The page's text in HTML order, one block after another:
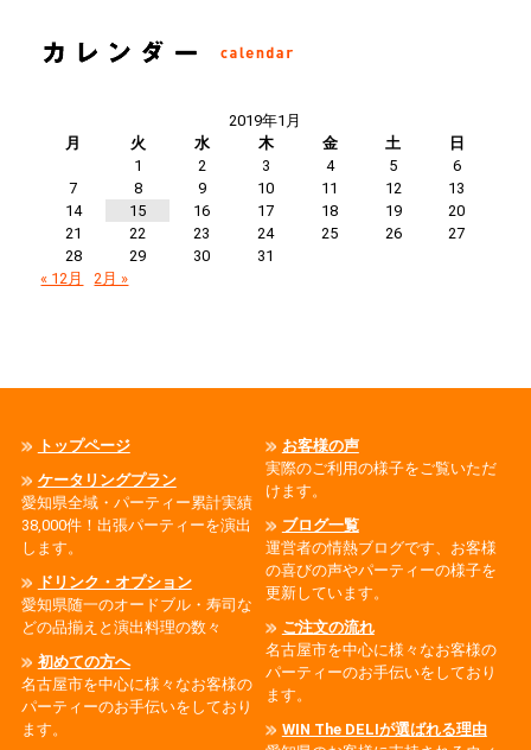
2019年1月
月
火 水 木 金 土
日
1
2 3 4 5
6
7
8 9 10 11 12
13
14
15 16 17 18 19
20
21
22 23 24 25 26
27
28
29 30
31
« 12月
2月 »
トップページ
ケータリングプラン
愛知県全域・パーティー累計実績
38,000件！出張パーティーを演出
します。
ドリンク・オプション
愛知県随一のオードブル・寿司な
どの品揃えと演出料理の数々
初めての方へ
名古屋市を中心に様々なお客様の
パーティーのお手伝いをしており
ます。
お客様の声
実際のご利用の様子をご覧いただ
けます。
ブログ一覧
運営者の情熱ブログです、お客様
の喜びの声やパーティーの様子を
更新しています。
ご注文の流れ
名古屋市を中心に様々なお客様の
パーティーのお手伝いをしており
ます。
WIN The DELIが選ばれる理由